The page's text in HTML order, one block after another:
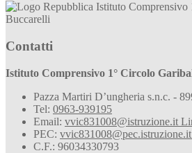
Istituto
Buccarelli
Contatti
Istituto Comprensivo 1° Circolo
Pazza Martiri D’ungheria s.n.c. -
Tel: 0963-939195
Email: vvic831008@istruzione.it
PEC: vvic831008@pec.istruzione.it
C.F.: 96034330793